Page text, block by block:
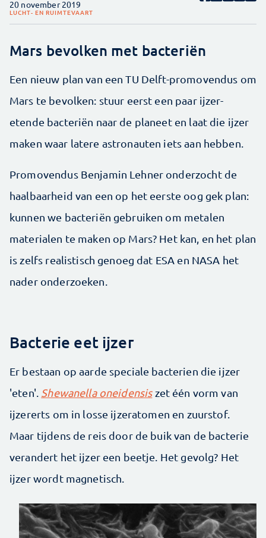
20 november 2019
LUCHT- EN RUIMTEVAART
Mars bevolken met bacteriën
Een nieuw plan van een TU Delft-promovendus om
Mars te bevolken: stuur eerst een paar ijzer-
etende bacteriën naar de planeet en laat die ijzer
maken waar latere astronauten iets aan hebben.
Promovendus Benjamin Lehner onderzocht de
haalbaarheid van een op het eerste oog gek plan:
kunnen we bacteriën gebruiken om metalen
materialen te maken op Mars? Het kan, en het plan
is zelfs realistisch genoeg dat ESA en NASA het
nader onderzoeken.
Bacterie eet ijzer
Er bestaan op aarde speciale bacterien die ijzer
'eten'. Shewanella oneidensiszet één vorm van
ijzererts om in losse ijzeratomen en zuurstof.
Maar tijdens de reis door de buik van de bacterie
verandert het ijzer een beetje. Het gevolg? Het
ijzer wordt magnetisch.